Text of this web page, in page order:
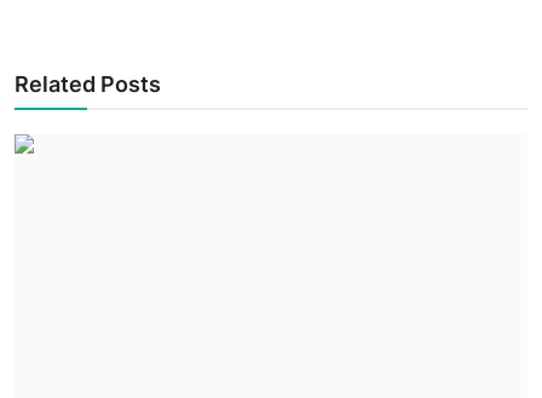
Related Posts